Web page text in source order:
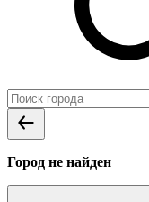
Город не найден